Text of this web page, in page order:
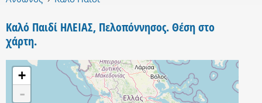
Καλό Παιδί ΗΛΕΙΑΣ, Πελοπόννησος. Θέση στο
χάρτη.
+
-